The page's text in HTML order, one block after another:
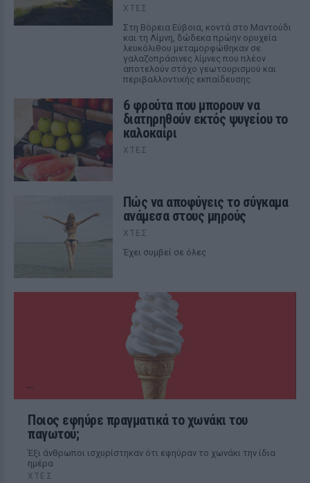
ΧΤΕΣ
Στη Βόρεια Εύβοια, κοντά στο Μαντούδι
και τη Λίμνη, δώδεκα πρώην ορυχεία
λευκόλιθου μεταμορφώθηκαν σε
γαλαζοπράσινες λίμνες που πλέον
αποτελούν στόχο γεωτουρισμού και
περιβαλλοντικής εκπαίδευσης.
6 φρούτα που μπορουν να
διατηρηθούν εκτός ψυγείου το
καλοκαίρι
ΧΤΕΣ
Πώς να αποφύγεις το σύγκαμα
ανάμεσα στους μηρούς
ΧΤΕΣ
Έχει συμβεί σε όλες
Ποιος εφηύρε πραγματικά το χωνάκι του
παγωτού;
Έξι άνθρωποι ισχυρίστηκαν ότι εφηύραν το χωνάκι την ίδια
ημέρα
ΧΤΕΣ